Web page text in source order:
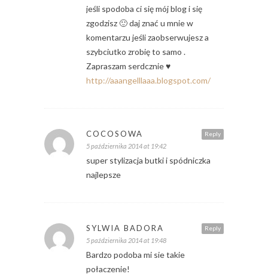
jeśli spodoba ci się mój blog i się
zgodzisz 🙂 daj znać u mnie w
komentarzu jeśli zaobserwujesz a
szybciutko zrobię to samo .
Zapraszam serdcznie ♥
http://aaangelllaaa.blogspot.com/
Reply
COCOSOWA
5 października 2014 at 19:42
super stylizacja butki i spódniczka
najlepsze
Reply
SYLWIA BADORA
5 października 2014 at 19:48
Bardzo podoba mi sie takie
połaczenie!